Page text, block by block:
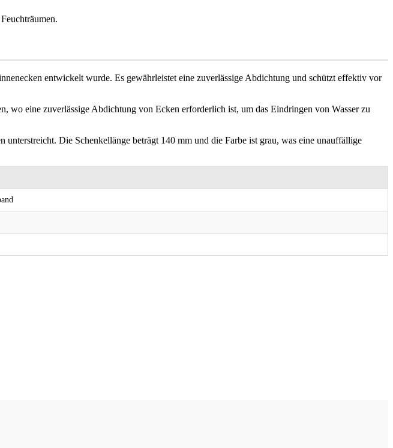
entwickelt wurde. Es gewährleistet eine zuverlässige Abdichtung und schützt effektiv vor
eine zuverlässige Abdichtung von Ecken erforderlich ist, um das Eindringen von Wasser zu
Die Schenkellänge beträgt 140 mm und die Farbe ist grau, was eine unauffällige